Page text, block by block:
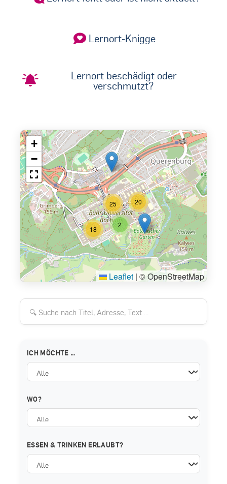
Lernort-Knigge
Lernort beschädigt oder
verschmutzt?
2
20
18
25
+
−
Leaflet | © OpenStreetMap
ICH MÖCHTE …
WO?
ESSEN & TRINKEN ERLAUBT?